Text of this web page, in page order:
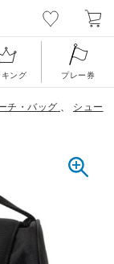
キング プレー券
チ・バッグ 、 シュー